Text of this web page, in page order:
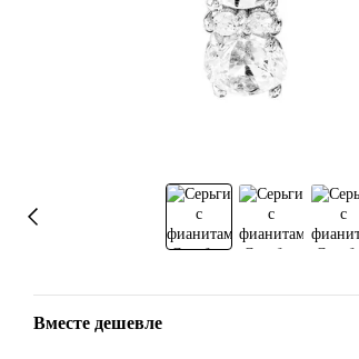
Вместе дешевле